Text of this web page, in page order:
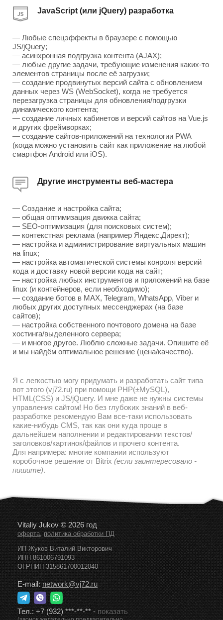
JavaScript (или jQuery) разработка
— Любые спецэффекты в браузере с помощью
JS/jQuery;
— асинхронная подгрузка контента (AJAX);
— любые другие задачи, требующие изменения каких-то
элементов страницы после её загрузки;
— создание продвинутых версий сайта с обновлением
данных через WS (WebSocket), когда не требуется
перезагрузка страницы для обновления/подгрузки
динамического контента;
— создание личных кабинетов и версий сайтов на Vue.js
и других фреймворках;
— создание сайтов-приложений на технологии PWA
(когда можно установить сайт как приложение на любой
смартфон Android или iOS).
Другие инструменты веб-мастера
— Создание и настройка сайта;
— общая оптимизация движка сайта;
— SEO-оптимизация (для поисковых систем);
— контекстная реклама (например Яндекс.Директ);
— настройка и администрирование виртуальных машин
на linux;
— настройка автоматической системы конроля версий
кода и доставку новой версии кода на сайт;
— настройка любых инструментов и приложений на базе
linux (и контейнеров, если необходимо);
— создание ботов в MAX, Telegram, WhatsApp, Viber и
любых других доступных мессенджерах (на базе
сайтов);
— настройка собственного почтового домена на базе
хостинга/выделенного сервера;
— и многое другое. Люблю сложные задачи. Опишите её
и мы найдём оптимальное решение (цена/качество).
Я с легкостью могу придумать и разработать сайт типа
вот этого (vj72.ru) при помощи PHP(±MySQL),
HTML(CSS) и JS/jQuery. И мне даже не нужны системы
управления сайтом! Но без глубоких знаний в веб-
разработке рекомендую Вам все-таки использовать
какие-нибудь CMS, так как они куда проще в
дальнейшем наполнении и редактировании текстов/
заголовков/картинок/файлов и прочего контента.
Для напримера: многие компании используют
коробочное решение от Bitrix (если заинтересовало -
пишите).
Vitaliy Jukov © 2026 год
оферта,политика обработки ПД
ИП Жуков Виталий Викторович
ИНН 861006791093
ОГРНИП 315861700012040
E-mail:network@vj72.ru
Тел.:+7 (932) ***-**-**-показать